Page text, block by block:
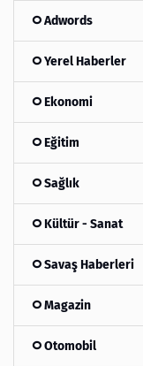
Adwords
Yerel Haberler
Ekonomi
Eğitim
Sağlık
Kültür - Sanat
Savaş Haberleri
Magazin
Otomobil